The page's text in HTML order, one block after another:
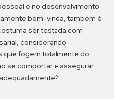
e no desenvolvimento
bem-vinda, também é
ser testada com
considerando
que fogem totalmente do
se comportar e assegurar